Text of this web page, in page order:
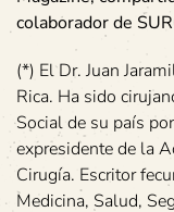
colaborador de
(*) El Dr. Juan
Rica. Ha sido
Social de su país
expresidente de la
Cirugía. Escritor
Medicina, Salud,